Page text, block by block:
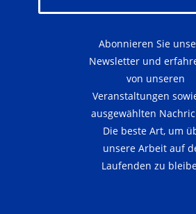
Abonnieren Sie
Newsletter und
von unseren
Veranstaltungen
ausgewählten
Die beste Art, um
unsere Arbeit auf
Laufenden zu